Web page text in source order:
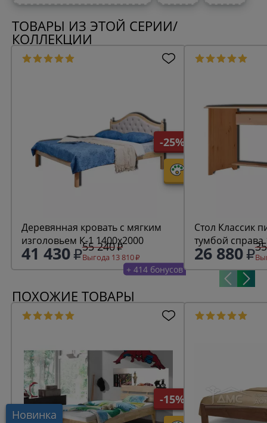
ТОВАРЫ ИЗ ЭТОЙ СЕРИИ/
КОЛЛЕКЦИИ
-25%
Деревянная кровать с мягким
изголовьем К-1 1400х2000
41 430 55 240
Выгода 13 810
+ 414 бонусов
Стол Классик
тумбой
26 880
ПОХОЖИЕ ТОВАРЫ
Новинка
-15%